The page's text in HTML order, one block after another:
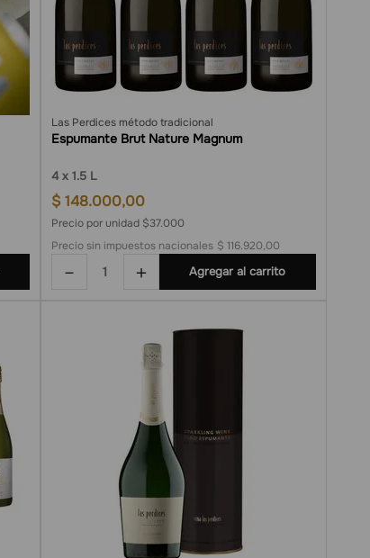
Las Perdices método tradicional
Espumante Brut Nature Magnum
4 1.5 L
$ 148.000,00
Precio por unidad $37.000
Precio sin impuestos nacionales $ 116.920,00
＋
－ Agregar al carrito